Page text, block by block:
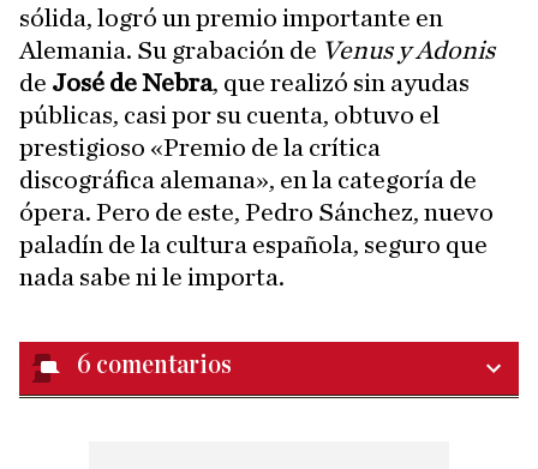
sólida, logró un premio importante en
Alemania. Su grabación de Venus y Adonis
de José de Nebra, que realizó sin ayudas
públicas, casi por su cuenta, obtuvo el
prestigioso «Premio de la crítica
discográfica alemana», en la categoría de
ópera. Pero de este, Pedro Sánchez, nuevo
paladín de la cultura española, seguro que
nada sabe ni le importa.
6 comentarios